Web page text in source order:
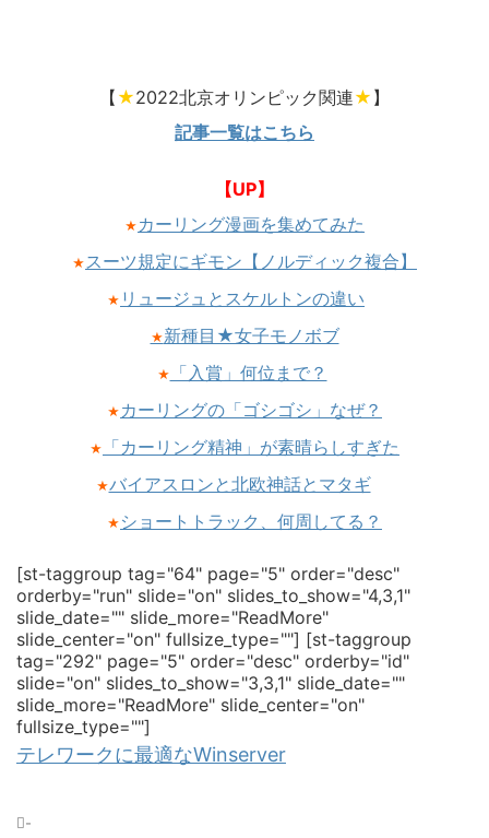
【 ★2022北京オリンピック関連★ 】
記事一覧はこちら
【UP】
★ カーリング漫画を集めてみた
★スーツ規定にギモン【ノルディック複合】
★ リュージュとスケルトンの違い
★新種目★女子モノボブ
★ 「入賞」何位まで？
★ カーリングの「ゴシゴシ」なぜ？
★ 「カーリング精神」が素晴らしすぎた
★バイアスロンと北欧神話とマタギ
★ ショートトラック、何周してる？
[st-taggroup tag="64" page="5" order="desc"
orderby="run" slide="on" slides_to_show="4,3,1"
slide_date="" slide_more="ReadMore"
slide_center="on" fullsize_type=""] [st-taggroup
tag="292" page="5" order="desc" orderby="id"
slide="on" slides_to_show="3,3,1" slide_date=""
slide_more="ReadMore" slide_center="on"
fullsize_type=""]
テレワークに最適なWinserver
-